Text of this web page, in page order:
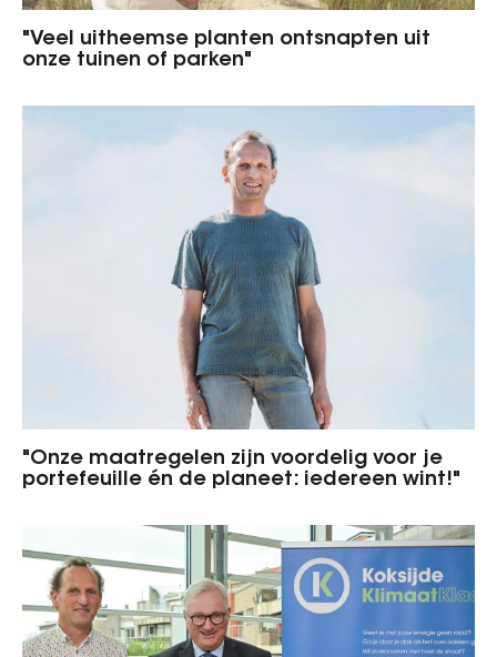
"Veel uitheemse planten ontsnapten uit
onze tuinen of parken"
"Onze maatregelen zijn voordelig voor je
portefeuille én de planeet: iedereen wint!"